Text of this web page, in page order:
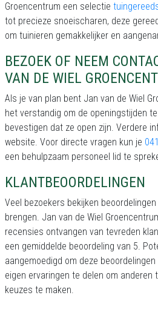
Groencentrum een selectie
tot precieze snoeischaren, deze
om tuinieren gemakkelijker en
BEZOEK OF NEEM
VAN DE WIEL
Als je van plan bent Jan van de Wiel
het verstandig om de openingstijden
bevestigen dat ze open zijn. Verdere
website. Voor directe vragen kun je
een behulpzaam personeel lid te
KLANTBEOORDELINGEN
Veel bezoekers bekijken
brengen. Jan van de Wiel
recensies ontvangen van tevreden
een gemiddelde beoordeling van 5.
aangemoedigd om deze
eigen ervaringen te delen om anderen
keuzes te maken.